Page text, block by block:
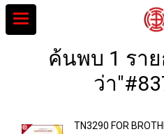
ค้นพบ 1 รา
ว่า
TN3290 FOR